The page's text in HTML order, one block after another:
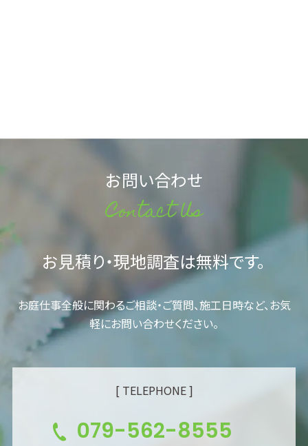
お問い合わせ
Contact Us
お見積り・現地調査は無料です。
お庭仕事全般に関わるご相談・ご質問、施工日時など、お気
軽にお問い合わせください。
[ TELEPHONE ]
079-562-8555